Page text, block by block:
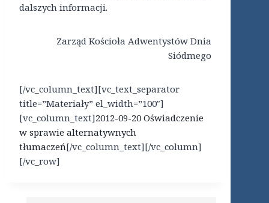
dalszych informacji.
Zarząd Kościoła Adwentystów Dnia
Siódmego
[/vc_column_text][vc_text_separator
title=”Materiały” el_width=”100″]
[vc_column_text]2012-09-20 Oświadczenie
w sprawie alternatywnych
tłumaczeń[/vc_column_text][/vc_column]
[/vc_row]